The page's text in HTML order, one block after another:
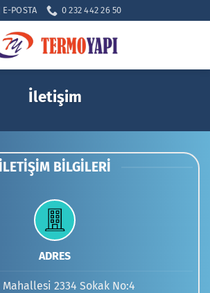
E-POSTA 0 232 442 26 50
İletişim
İLETIŞIM BILGILERI
ADRES
2334 Sokak No:4